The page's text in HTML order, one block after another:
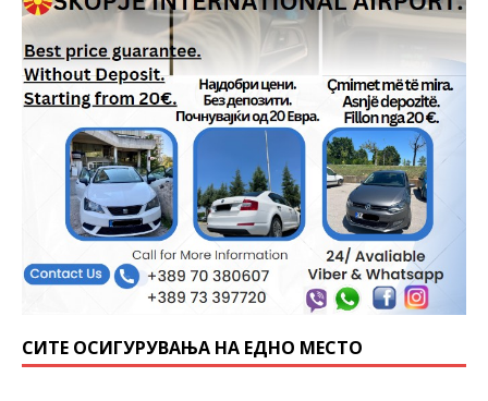
СИТЕ ОСИГУРУВАЊА НА ЕДНО МЕСТО